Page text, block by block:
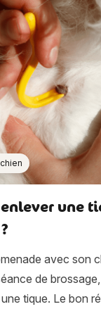
une
avec son
de
tique. Le bon